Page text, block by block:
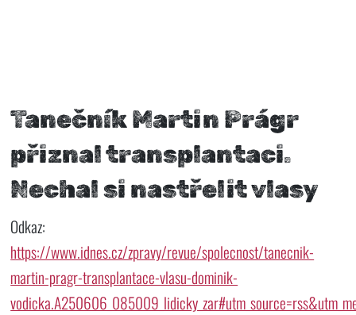
Tanečník Martin Prágr
přiznal transplantaci.
Nechal si nastřelit vlasy
Odkaz:
https://www.idnes.cz/zpravy/revue/spolecnost/tanecnik-
martin-pragr-transplantace-vlasu-dominik-